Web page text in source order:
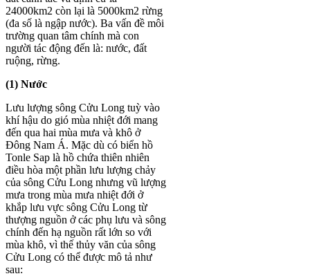
24000km2 còn lại là 5000km2 rừng
(đa số là ngập nước). Ba vấn đề môi
trường quan tâm chính mà con
người tác động đến là: nước, đất
ruộng, rừng.
(1) Nước
Lưu lượng sông Cửu Long tuỳ vào
khí hậu do gió mùa nhiệt đới mang
đến qua hai mùa mưa và khô ở
Đông Nam Á. Mặc dù có biển hồ
Tonle Sap là hồ chứa thiên nhiên
điều hòa một phần lưu lượng chảy
của sông Cửu Long nhưng vũ lượng
mưa trong mùa mưa nhiệt đới ở
khắp lưu vực sông Cửu Long từ
thượng nguồn ở các phụ lưu và sông
chính đến hạ nguồn rất lớn so với
mùa khô, vì thế thủy văn của sông
Cửu Long có thể được mô tả như
sau: